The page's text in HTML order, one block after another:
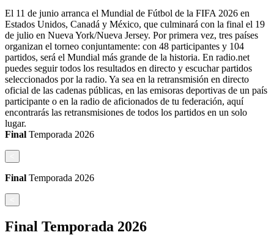
El 11 de junio arranca el Mundial de Fútbol de la FIFA 2026 en
Estados Unidos, Canadá y México, que culminará con la final el 19
de julio en Nueva York/Nueva Jersey. Por primera vez, tres países
organizan el torneo conjuntamente: con 48 participantes y 104
partidos, será el Mundial más grande de la historia. En radio.net
puedes seguir todos los resultados en directo y escuchar partidos
seleccionados por la radio. Ya sea en la retransmisión en directo
oficial de las cadenas públicas, en las emisoras deportivas de un país
participante o en la radio de aficionados de tu federación, aquí
encontrarás las retransmisiones de todos los partidos en un solo
lugar.
Final Temporada 2026
Final Temporada 2026
Final Temporada 2026